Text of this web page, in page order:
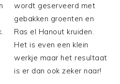
wordt geserveerd met
gebakken groenten en
Ras el Hanout kruiden.
Het is even een klein
werkje maar het resultaat
is er dan ook zeker naar!